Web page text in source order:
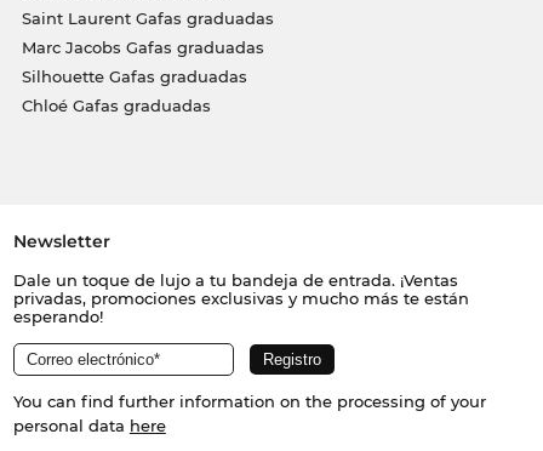
Saint Laurent Gafas graduadas
Marc Jacobs Gafas graduadas
Silhouette Gafas graduadas
Chloé Gafas graduadas
Newsletter
Dale un toque de lujo a tu bandeja de entrada. ¡Ventas
privadas, promociones exclusivas y mucho más te están
esperando!
You can find further information on the processing of your
personal data here